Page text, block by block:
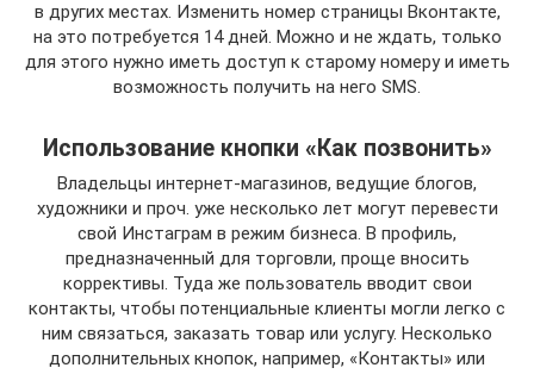
в других местах. Изменить номер страницы Вконтакте,
на это потребуется 14 дней. Можно и не ждать, только
для этого нужно иметь доступ к старому номеру и иметь
возможность получить на него SMS.
Использование кнопки «Как позвонить»
Владельцы интернет-магазинов, ведущие блогов,
художники и проч. уже несколько лет могут перевести
свой Инстаграм в режим бизнеса. В профиль,
предназначенный для торговли, проще вносить
коррективы. Туда же пользователь вводит свои
контакты, чтобы потенциальные клиенты могли легко с
ним связаться, заказать товар или услугу. Несколько
дополнительных кнопок, например, «Контакты» или